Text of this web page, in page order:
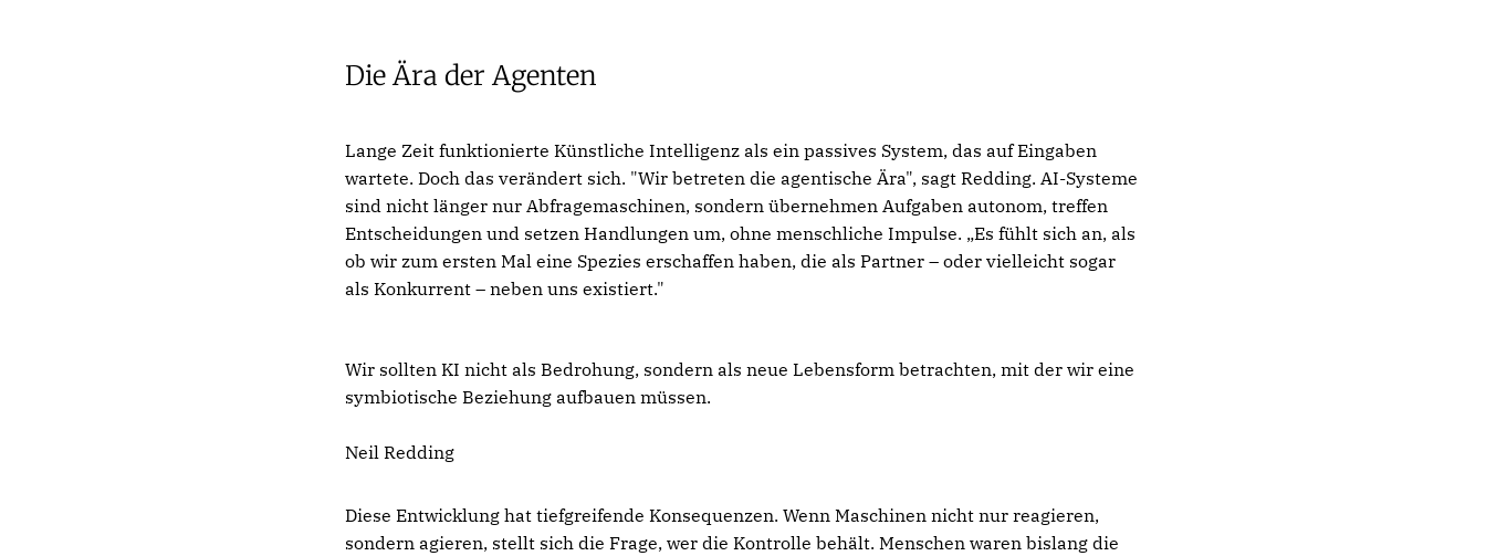
Die Ära der Agenten
Lange Zeit funktionierte Künstliche Intelligenz als ein passives System, das auf Eingaben
wartete. Doch das verändert sich. "Wir betreten die agentische Ära", sagt Redding. AI-Systeme
sind nicht länger nur Abfragemaschinen, sondern übernehmen Aufgaben autonom, treffen
Entscheidungen und setzen Handlungen um, ohne menschliche Impulse. „Es fühlt sich an, als
ob wir zum ersten Mal eine Spezies erschaffen haben, die als Partner – oder vielleicht sogar
als Konkurrent – neben uns existiert."
Wir sollten KI nicht als Bedrohung, sondern als neue Lebensform betrachten, mit der wir eine
symbiotische Beziehung aufbauen müssen.
Neil Redding
Diese Entwicklung hat tiefgreifende Konsequenzen. Wenn Maschinen nicht nur reagieren,
sondern agieren, stellt sich die Frage, wer die Kontrolle behält. Menschen waren bislang die